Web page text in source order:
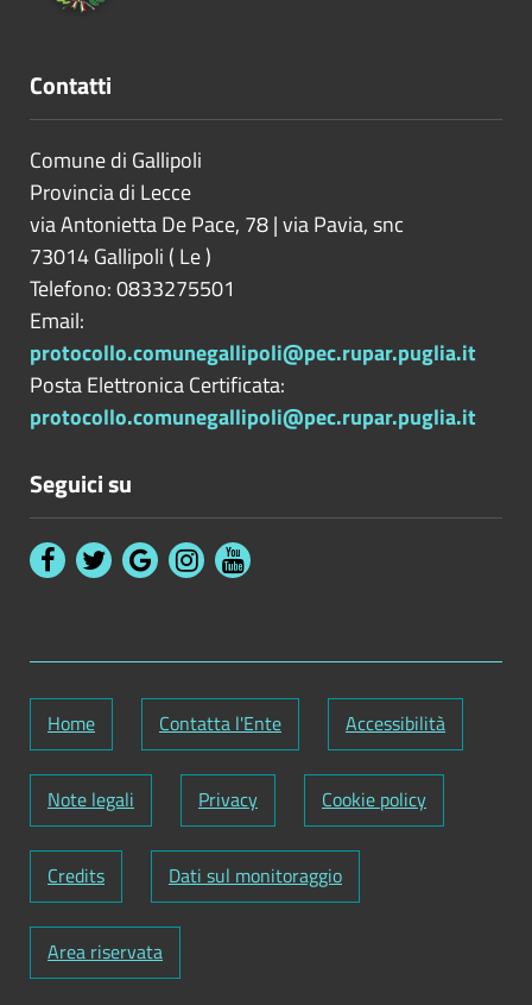
Contatti
Comune di Gallipoli
Provincia di Lecce
via Antonietta De Pace, 78 | via Pavia, snc
73014Gallipoli ( Le)
Telefono: 0833275501
Email:
protocollo.comunegallipoli@pec.rupar.puglia.it
Posta Elettronica Certificata:
protocollo.comunegallipoli@pec.rupar.puglia.it
Seguici su
Home Contatta l'Ente Accessibilità
Note legali Privacy Cookie policy
Credits Dati sul monitoraggio
Area riservata